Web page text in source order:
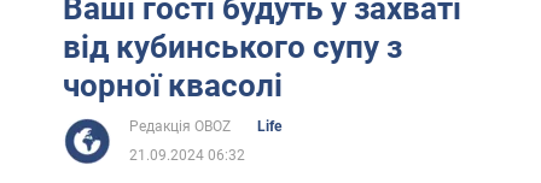
Ваші гості будуть у захваті
від кубинського супу з
чорної квасолі
Редакція OBOZ
Life
21.09.2024 06:32